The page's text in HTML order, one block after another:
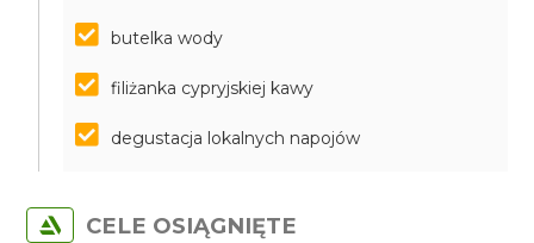
butelka wody
filiżanka cypryjskiej kawy
degustacja lokalnych napojów
CELE OSIĄGNIĘTE